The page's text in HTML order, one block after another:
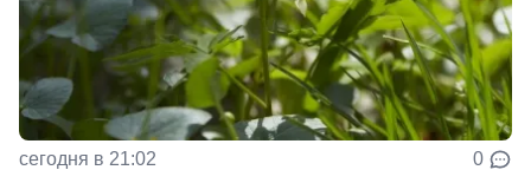
сегодня в 21:02 0